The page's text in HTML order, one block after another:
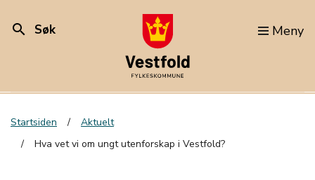
search Søk Meny
Startsiden
Aktuelt
Hva vet vi om ungt utenforskap i Vestfold?